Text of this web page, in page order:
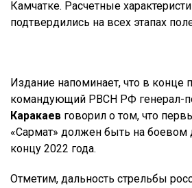
Камчатке. Расчетные
подтвердились на всех этапах
Издание напоминает, что в конце
командующий РВСН РФ генерал-
Каракаев говорил о том, что
«Сармат» должен быть на боевом
концу 2022 года.
Отметим, дальность стрельбы